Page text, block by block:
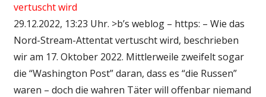
vertuscht wird
29.12.2022, 13:23 Uhr. >b’s weblog – https: – Wie das
Nord-Stream-Attentat vertuscht wird, beschrieben
wir am 17. Oktober 2022. Mittlerweile zweifelt sogar
die “Washington Post” daran, dass es “die Russen”
waren – doch die wahren Täter will offenbar niemand